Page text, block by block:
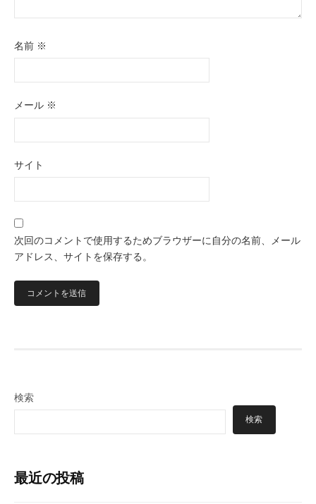
名前 ※
メール ※
サイト
次回のコメントで使用するためブラウザーに自分の名前、メール
アドレス、サイトを保存する。
検索
検索
最近の投稿